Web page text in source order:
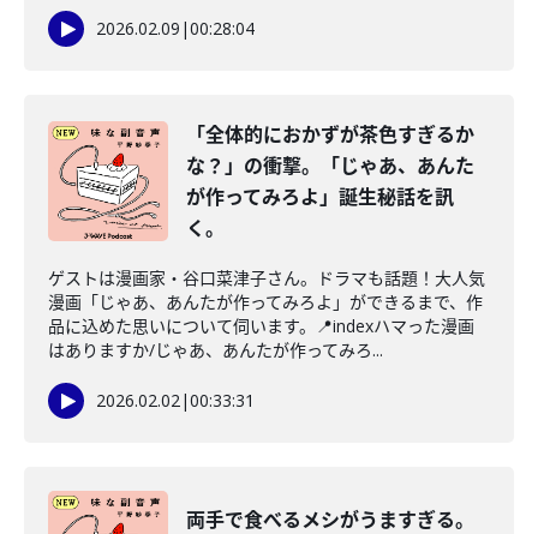
2026.02.09 |00:28:04
「全体的におかずが茶色すぎるか
な？」の衝撃。「じゃあ、あんた
が作ってみろよ」誕生秘話を訊
く。
ゲストは漫画家・谷口菜津子さん。ドラマも話題！大人気
漫画「じゃあ、あんたが作ってみろよ」ができるまで、作
品に込めた思いについて伺います。📍indexハマった漫画
はありますか/じゃあ、あんたが作ってみろ...
2026.02.02|00:33:31
両手で食べるメシがうますぎる。